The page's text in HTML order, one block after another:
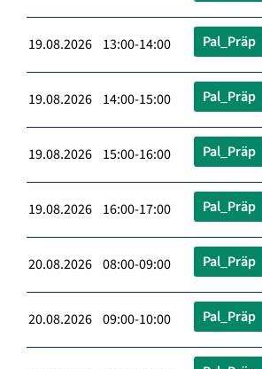
19.08.2026 13:00-14:00 Pal_Präp
19.08.2026 14:00-15:00 Pal_Präp
19.08.2026 15:00-16:00 Pal_Präp
19.08.2026 16:00-17:00 Pal_Präp
20.08.2026 08:00-09:00 Pal_Präp
20.08.2026 09:00-10:00 Pal_Präp